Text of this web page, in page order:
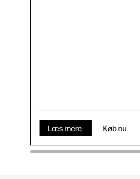
Læs mere Køb nu